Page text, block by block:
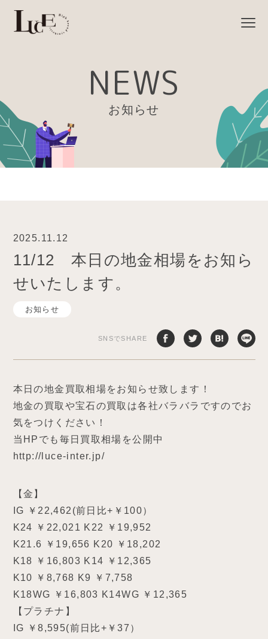
NEWS
お知らせ
2025.11.12
11/12 本日の地金相場をお知ら
せいたします。
お知らせ
SNSでSHARE
本日の地金買取相場をお知らせ致します！
地金の買取や宝石の買取は各社バラバラですのでお
気をつけください！
当HPでも毎日買取相場を公開中
http://luce-inter.jp/
【金】
IG ￥22,462(前日比+￥100）
K24 ￥22,021 K22 ￥19,952
K21.6 ￥19,656 K20 ￥18,202
K18 ￥16,803 K14 ￥12,365
K10 ￥8,768 K9 ￥7,758
K18WG ￥16,803 K14WG ￥12,365
【プラチナ】
IG ￥8,595(前日比+￥37）